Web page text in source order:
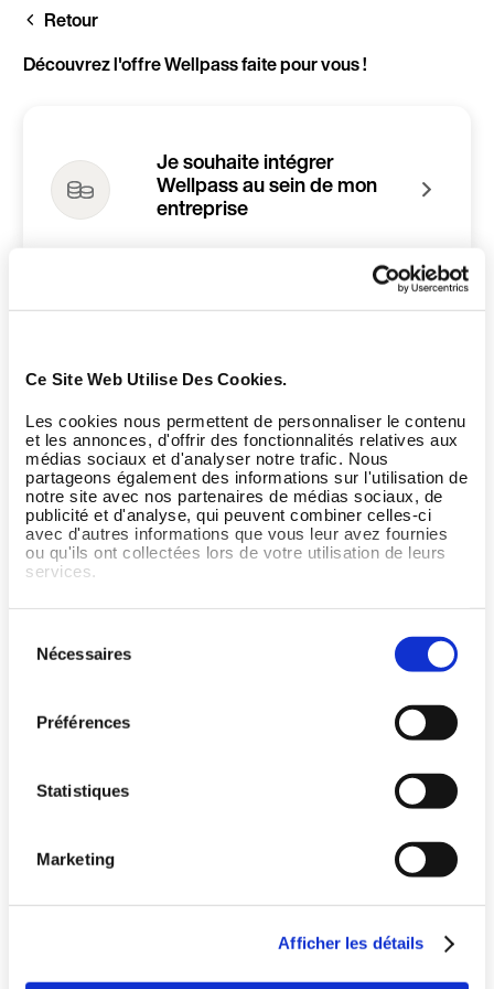
Ce Site Web Utilise Des Cookies.
Les cookies nous permettent de personnaliser le contenu
et les annonces, d'offrir des fonctionnalités relatives aux
médias sociaux et d'analyser notre trafic. Nous
partageons également des informations sur l'utilisation de
notre site avec nos partenaires de médias sociaux, de
publicité et d'analyse, qui peuvent combiner celles-ci
avec d'autres informations que vous leur avez fournies
ou qu'ils ont collectées lors de votre utilisation de leurs
services.
Nécessaires
Préférences
Statistiques
Marketing
Afficher les détails
Aller
principal
Retour
Découvrez l'offre Wellpass faite pour vous !
Je souhaite intégrer
Wellpass au sein de mon
entreprise
bien-être
J'ai une question ou j'ai
besoin d'aide en ce qui
concerne Wellpass
Offrez le meilleur du sport à vos salariés
Langue